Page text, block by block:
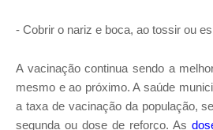
- Cobrir o nariz e boca, ao tossir ou
A vacinação continua sendo a
mesmo e ao próximo. A saúde
a taxa de vacinação da população,
segunda ou dose de reforço. As